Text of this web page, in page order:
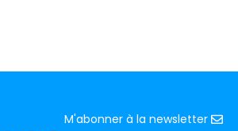
M'abonner à la newsletter